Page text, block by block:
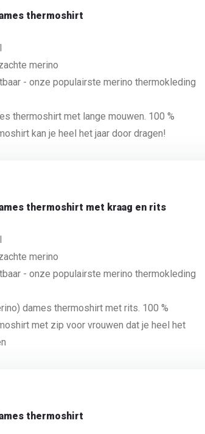
thermoshirt
merino
- onze populairste merino thermokleding
thermoshirt met lange mouwen. 100 %
kan je heel het jaar door dragen!
thermoshirt met kraag en rits
merino
- onze populairste merino thermokleding
dames thermoshirt met rits. 100 %
met zip voor vrouwen dat je heel het
thermoshirt